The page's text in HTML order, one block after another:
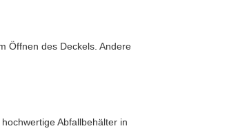
Öffnen des Deckels. Andere
Abfallbehälter in